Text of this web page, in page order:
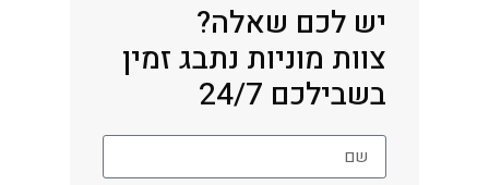
יש לכם שאלה?
צוות מוניות נתבג זמין
בשבילכם 24/7